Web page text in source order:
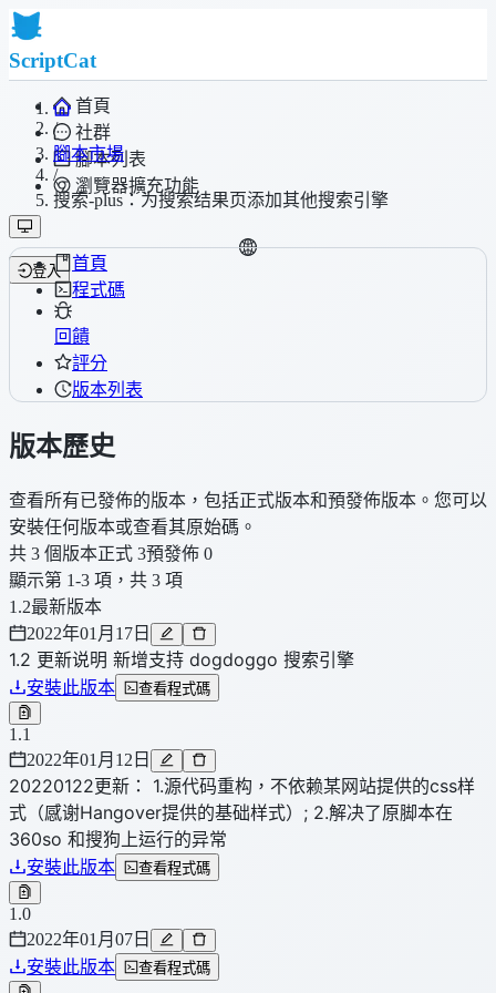
ScriptCat
首頁
社群
腳本列表
瀏覽器擴充功能
登入
/
腳本市場
/
搜索-plus：为搜索结果页添加其他搜索引擎
首頁
程式碼
回饋
評分
版本列表
版本歷史
查看所有已發佈的版本，包括正式版本和預發佈版本。您可以
安裝任何版本或查看其原始碼。
共 3 個版本正式 3預發佈 0
顯示第 1-3 項，共 3 項
1.2最新版本
2022年01月17日
1.2 更新说明 新增支持 dogdoggo 搜索引擎
安裝此版本 查看程式碼
1.1
2022年01月12日
20220122更新： 1.源代码重构，不依赖某网站提供的css样
式（感谢Hangover提供的基础样式）; 2.解决了原脚本在
360so 和搜狗上运行的异常
安裝此版本 查看程式碼
1.0
2022年01月07日
安裝此版本
查看程式碼